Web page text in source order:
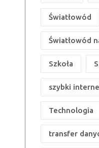
Światłowód
Światłowód
Szkoła
szybki
Technologia
transfer